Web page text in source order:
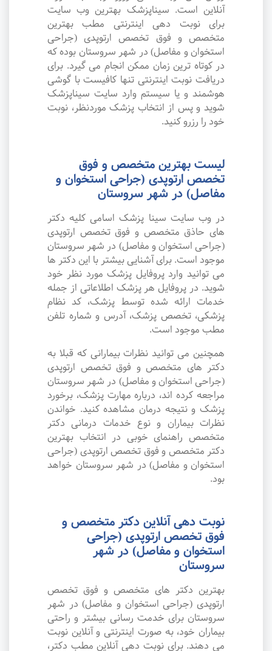
آنلاین است. سیناپزشک بهترین وب سایت
برای نوبت دهی اینترنتی مطب بهترین
متخصص و فوق تخصص ارتوپدی (جراحی
استخوان و مفاصل) در شهر سروستان بوده که
در کوتاه ترین زمان ممکن انجام می گیرد. برای
دریافت نوبت اینترنتی تنها کافیست با گوشی
هوشمند و یا سیستم وارد سایت سیناپزشک
شوید و پس از انتخاب پزشک موردنظر، نوبت
خود را رزرو کنید.
لیست بهترین متخصص و فوق
تخصص ارتوپدی (جراحی استخوان و
مفاصل) در شهر سروستان
در وب سایت سینا پزشک اسامی کلیه دکتر
های حاذق متخصص و فوق تخصص ارتوپدی
(جراحی استخوان و مفاصل) در شهر سروستان
موجود است. برای آشنایی بیشتر با این دکتر ها
می توانید وارد پروفایل پزشک مورد نظر خود
شوید. در پروفایل هر پزشک اطلاعاتی از جمله
خدمات ارائه شده توسط پزشک، کد نظام
پزشکی، تخصص پزشک، آدرس و شماره تلفن
مطب موجود است.
همچنین می توانید نظرات بیمارانی که قبلا به
دکتر های متخصص و فوق تخصص ارتوپدی
(جراحی استخوان و مفاصل) در شهر سروستان
مراجعه کرده اند، درباره مهارت پزشک، برخورد
پزشک و نتیجه درمان مشاهده کنید. خواندن
نظرات بیماران و نوع خدمات درمانی دکتر
متخصص راهنمای خوبی در انتخاب بهترین
دکتر متخصص و فوق تخصص ارتوپدی (جراحی
استخوان و مفاصل) در شهر سروستان خواهد
بود.
نوبت دهی آنلاین دکتر متخصص و
فوق تخصص ارتوپدی (جراحی
استخوان و مفاصل) در شهر
سروستان
بهترین دکتر های متخصص و فوق تخصص
ارتوپدی (جراحی استخوان و مفاصل) در شهر
سروستان برای خدمت رسانی بیشتر و راحتی
بیماران خود، به صورت اینترنتی و آنلاین نوبت
می دهند. برای نوبت دهی آنلاین مطب دکتر،